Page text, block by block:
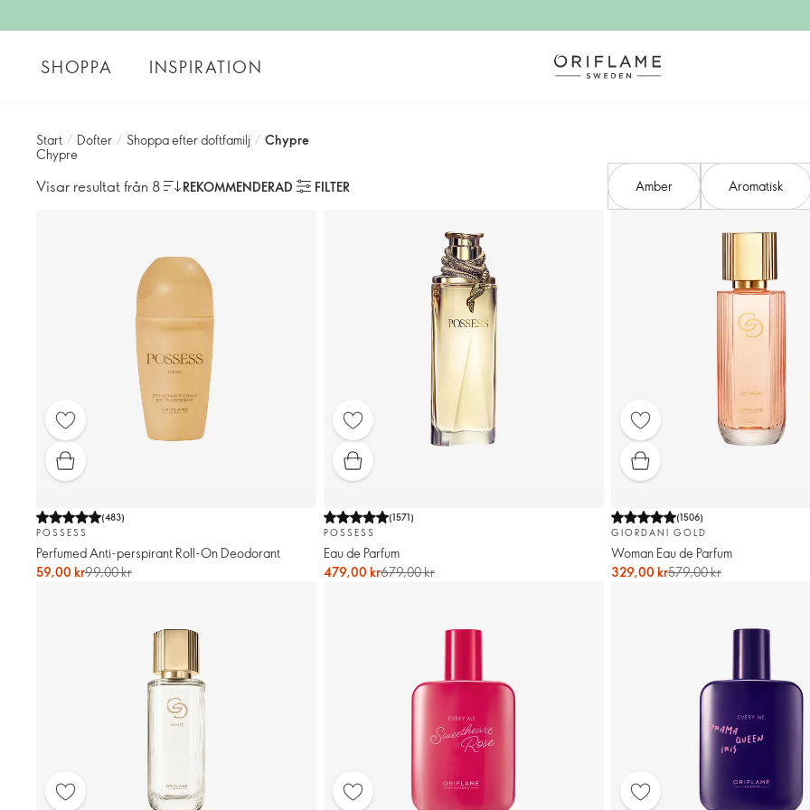
SHOPPA INSPIRATION
Start / Dofter / Shoppa efter doftfamilj / Chypre
Chypre
Visar resultat från 8 REKOMMENDERAD FILTER Amber Aromatisk
(483)
POSSESS
Perfumed Anti-perspirant Roll-On Deodorant
59,00 kr99,00 kr
(1571)
POSSESS
Eau de Parfum
479,00 kr679,00 kr
(1506)
GIORDANI GOLD
Woman Eau de Parfum
329,00 kr579,00 kr